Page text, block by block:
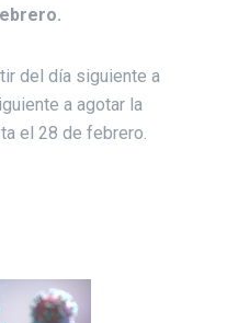
del día siguiente a
a agotar la
el 28 de febrero.